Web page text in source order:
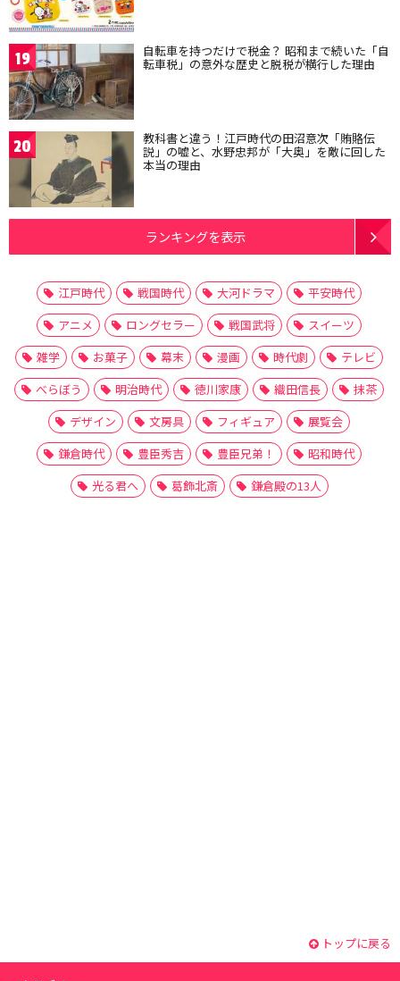
19 自転車を持つだけで税金？ 昭和まで続いた「自
転車税」の意外な歴史と脱税が横行した理由
20 教科書と違う！江戸時代の田沼意次「賄賂伝
説」の嘘と、水野忠邦が「大奥」を敵に回した
本当の理由
ランキングを表示
江戸時代 戦国時代 大河ドラマ
平安時代
アニメ
ロングセラー 戦国武将
スイーツ
雑学
お菓子 幕末 漫画 時代劇
テレビ
べらぼう
明治時代 徳川家康 織田信長
抹茶
デザイン
文房具 フィギュア
展覧会
鎌倉時代
豊臣秀吉 豊臣兄弟！
昭和時代
光る君へ
葛飾北斎 鎌倉殿の13人
トップに戻る